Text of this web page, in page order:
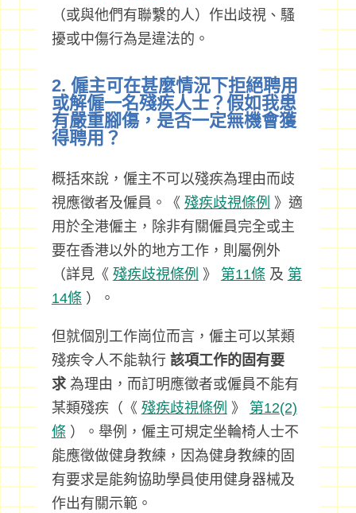
（或與他們有聯繫的人）作出歧視、騷
擾或中傷行為是違法的。
2. 僱主可在甚麼情況下拒絕聘用
或解僱一名殘疾人士？假如我患
有嚴重腳傷，是否一定無機會獲
得聘用？
概括來說，僱主不可以殘疾為理由而歧
視應徵者及僱員。《 殘疾歧視條例 》適
用於全港僱主，除非有關僱員完全或主
要在香港以外的地方工作，則屬例外
（詳見《 殘疾歧視條例 》 第11條 及 第
14條 ）。
但就個別工作崗位而言，僱主可以某類
殘疾令人不能執行 該項工作的固有要
求為理由，而訂明應徵者或僱員不能有
某類殘疾（《 殘疾歧視條例 》 第12(2)
條 ）。舉例，僱主可規定坐輪椅人士不
能應徵做健身教練，因為健身教練的固
有要求是能夠協助學員使用健身器械及
作出有關示範。